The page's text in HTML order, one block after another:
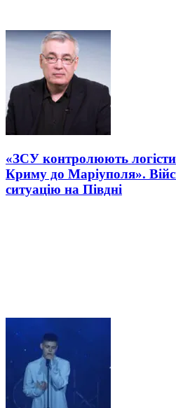
«ЗСУ контролюють
Криму до Маріуполя».
ситуацію на Півдні